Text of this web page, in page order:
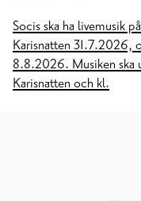
Socis ska ha livemusik
Karisnatten 31.7.2026,
8.8.2026. Musiken ska
Karisnatten och kl.